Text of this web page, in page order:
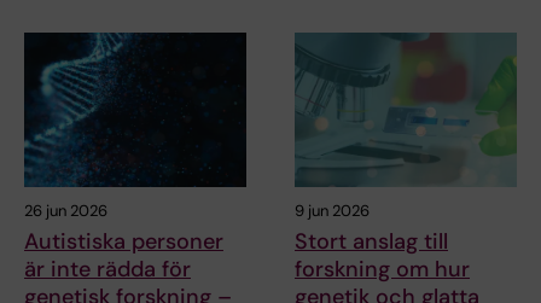
26 jun 2026
Autistiska personer
är inte rädda för
9 jun 2026
Stort anslag till
forskning om hur